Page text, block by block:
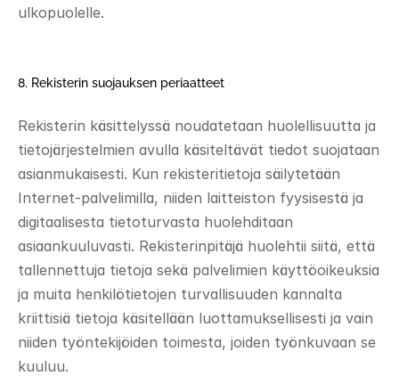
ulkopuolelle.
8. Rekisterin suojauksen periaatteet
Rekisterin käsittelyssä noudatetaan huolellisuutta ja
tietojärjestelmien avulla käsiteltävät tiedot suojataan
asianmukaisesti. Kun rekisteritietoja säilytetään
Internet-palvelimilla, niiden laitteiston fyysisestä ja
digitaalisesta tietoturvasta huolehditaan
asiaankuuluvasti. Rekisterinpitäjä huolehtii siitä, että
tallennettuja tietoja sekä palvelimien käyttöoikeuksia
ja muita henkilötietojen turvallisuuden kannalta
kriittisiä tietoja käsitellään luottamuksellisesti ja vain
niiden työntekijöiden toimesta, joiden työnkuvaan se
kuuluu.